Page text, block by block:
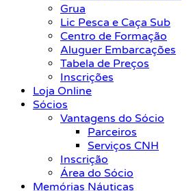
Grua
Lic Pesca e Caça Sub
Centro de Formação
Aluguer Embarcações
Tabela de Preços
Inscrições
Loja Online
Sócios
Vantagens do Sócio
Parceiros
Serviços CNH
Inscrição
Área do Sócio
Memórias Náuticas